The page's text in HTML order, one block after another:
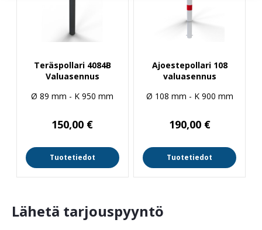
Teräspollari 4084B
Valuasennus
Ø 89 mm - K 950 mm
150,00 €
Tuotetiedot
Ajoestepollari 108
valuasennus
Ø 108 mm - K 900 mm
190,00 €
Tuotetiedot
Lähetä tarjouspyyntö